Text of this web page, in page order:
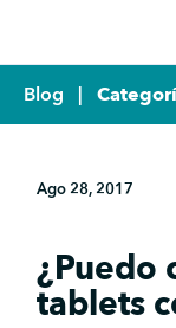
Blog |
Ago 28, 2017
¿Puedo
tablets